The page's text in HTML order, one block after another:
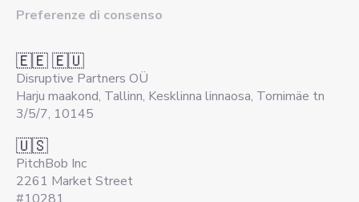
Preferenze di consenso
🇪🇪 🇪🇺
Disruptive Partners OÜ
Harju maakond, Tallinn, Kesklinna linnaosa, Tornimäe tn
3/5/7, 10145
🇺🇸
PitchBob Inc
2261 Market Street